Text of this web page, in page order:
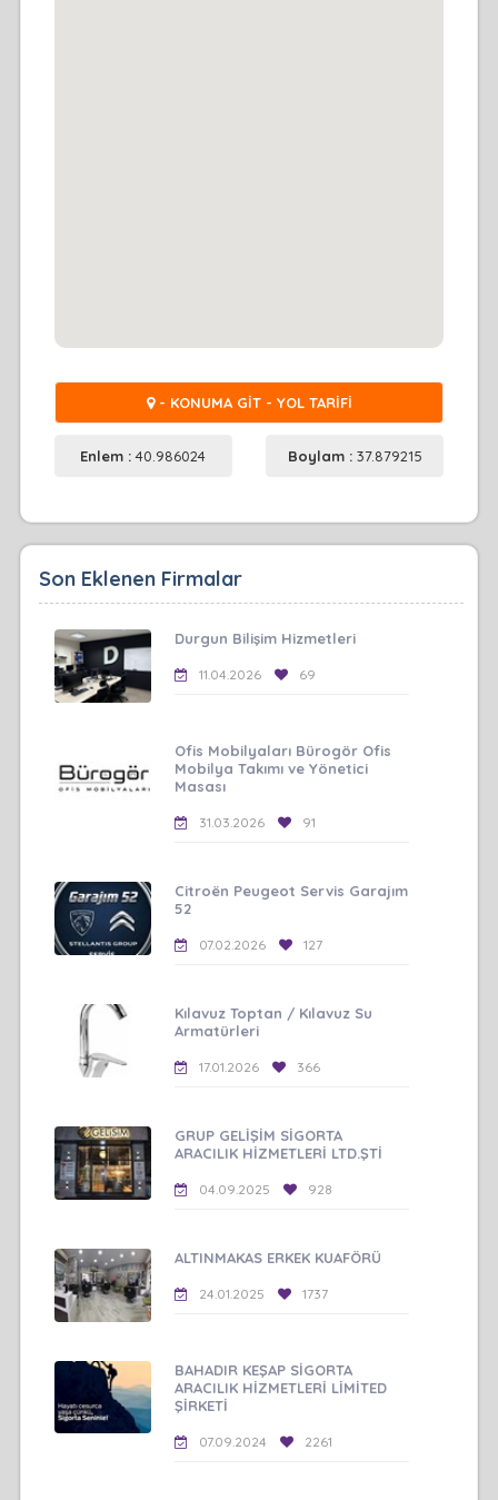
- KONUMA GİT - YOL TARİFİ
Enlem :40.986024 Boylam : 37.879215
Son Eklenen Firmalar
Durgun Bilişim Hizmetleri
11.04.2026 69
Ofis Mobilyaları Bürogör Ofis
Mobilya Takımı ve Yönetici
Masası
31.03.2026 91
Citroën Peugeot Servis Garajım
52
07.02.2026 127
Kılavuz Toptan / Kılavuz Su
Armatürleri
17.01.2026 366
GRUP GELİŞİM SİGORTA
ARACILIK HİZMETLERİ LTD.ŞTİ
04.09.2025 928
ALTINMAKAS ERKEK KUAFÖRÜ
24.01.2025 1737
BAHADIR KEŞAP SİGORTA
ARACILIK HİZMETLERİ LİMİTED
ŞİRKETİ
07.09.2024 2261